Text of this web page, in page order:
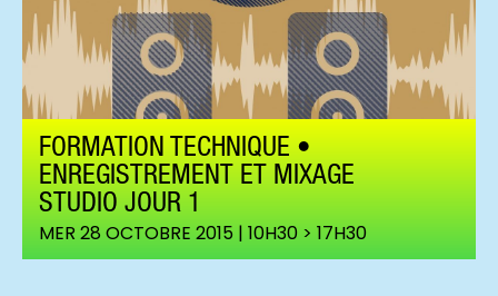
FORMATION TECHNIQUE •
ENREGISTREMENT ET MIXAGE
STUDIO JOUR 1
MER 28 OCTOBRE 2015 | 10H30 > 17H30